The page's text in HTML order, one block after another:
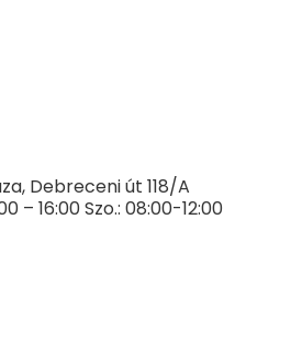
Debreceni út 118/A
– 16:00 Szo.: 08:00-12:00